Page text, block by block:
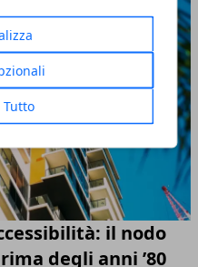
Tutto
il nodo
degli anni ’80